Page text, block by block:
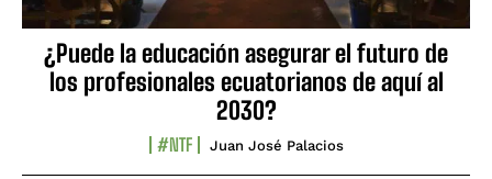
¿Puede la educación asegurar el futuro de
los profesionales ecuatorianos de aquí al
2030?
#NTF Juan José Palacios